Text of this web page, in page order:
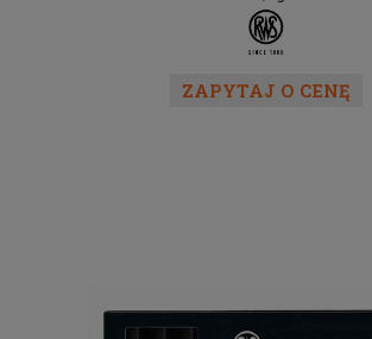
ZAPYTAJ O CENĘ